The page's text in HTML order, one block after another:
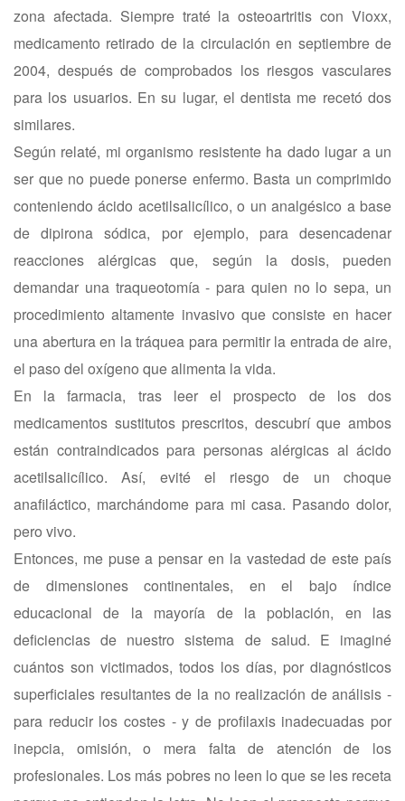
zona afectada. Siempre traté la osteoartritis con Vioxx,
medicamento retirado de la circulación en septiembre de
2004, después de comprobados los riesgos vasculares
para los usuarios. En su lugar, el dentista me recetó dos
similares.
Según relaté, mi organismo resistente ha dado lugar a un
ser que no puede ponerse enfermo. Basta un comprimido
conteniendo ácido acetilsalicílico, o un analgésico a base
de dipirona sódica, por ejemplo, para desencadenar
reacciones alérgicas que, según la dosis, pueden
demandar una traqueotomía - para quien no lo sepa, un
procedimiento altamente invasivo que consiste en hacer
una abertura en la tráquea para permitir la entrada de aire,
el paso del oxígeno que alimenta la vida.
En la farmacia, tras leer el prospecto de los dos
medicamentos sustitutos prescritos, descubrí que ambos
están contraindicados para personas alérgicas al ácido
acetilsalicílico. Así, evité el riesgo de un choque
anafiláctico, marchándome para mi casa. Pasando dolor,
pero vivo.
Entonces, me puse a pensar en la vastedad de este país
de dimensiones continentales, en el bajo índice
educacional de la mayoría de la población, en las
deficiencias de nuestro sistema de salud. E imaginé
cuántos son victimados, todos los días, por diagnósticos
superficiales resultantes de la no realización de análisis -
para reducir los costes - y de profilaxis inadecuadas por
inepcia, omisión, o mera falta de atención de los
profesionales. Los más pobres no leen lo que se les receta